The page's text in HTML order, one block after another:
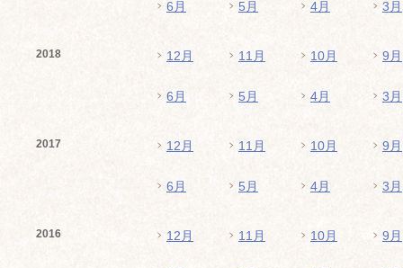
6月 5月 4月 3月
2018 12月 11月 10月 9月
6月 5月 4月 3月
2017 12月 11月 10月 9月
6月 5月 4月 3月
2016 12月 11月 10月 9月